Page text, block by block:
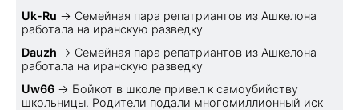
Uk-Ru → Семейная пара репатриантов из Ашкелона
работала на иранскую разведку
Dauzh → Семейная пара репатриантов из Ашкелона
работала на иранскую разведку
Uw66 → Бойкот в школе привел к самоубийству
школьницы. Родители подали многомиллионный иск